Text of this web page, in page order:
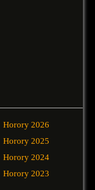
Horory 2026
Horory 2025
Horory 2024
Horory 2023